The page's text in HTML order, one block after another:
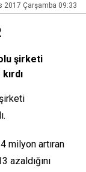
2017 Çarşamba 09:33
şirketi
milyon artıran
azaldığını